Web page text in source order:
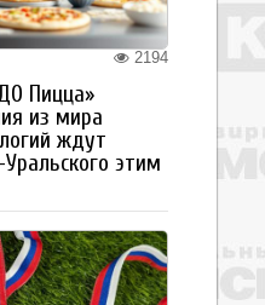
2194
Пицца»
из мира
ждут
этим